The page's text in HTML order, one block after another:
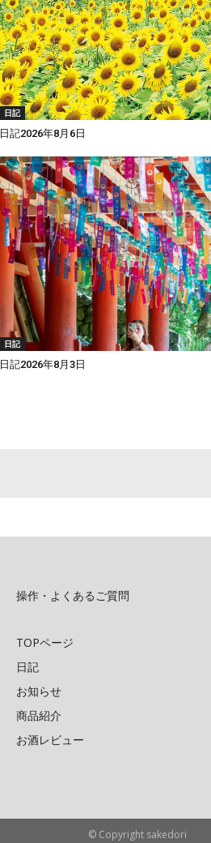
日記
日記2026年8月6日
日記
日記2026年8月3日
操作・よくあるご質問
TOPページ
日記
お知らせ
商品紹介
お酒レビュー
© Copyright sakedori